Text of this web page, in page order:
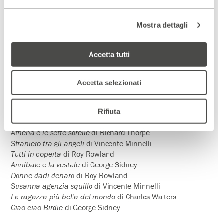
Mostra dettagli
Accetta tutti
Accetta selezionati
Rifiuta
Castelli di sabbia
A casa dopo l’uragano
17 Maggio – 9 Giugno 1975
Baciami Katedi George Sidney
di Stanley Donen
Spettacolo di varietàdi Vincente Minnelli
Athena e le sette sorelledi Richard Thorpe
Straniero tra gli angeli di Vincente Minnelli
Tutti in coperta di Roy Rowland
Annibale e la vestale di George Sidney
Donne dadi denaro di Roy Rowland
Susanna agenzia squillo di Vincente Minnelli
La ragazza più bella del mondo di Charles Walters
Ciao ciao Birdie di George Sidney